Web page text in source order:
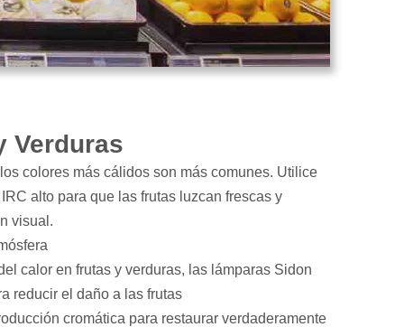
Verduras
colores más cálidos son más comunes. Utilice
alto para que las frutas luzcan frescas y
visual.
calor en frutas y verduras, las lámparas Sidon
reducir el daño a las frutas
cromática para restaurar verdaderamente